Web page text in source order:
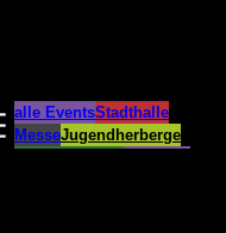
alle EventsStadthalle
MesseJugendherberge